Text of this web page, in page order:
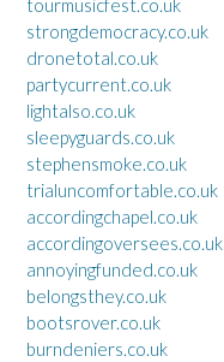
strongdemocracy.co.uk
dronetotal.co.uk
partycurrent.co.uk
lightalso.co.uk
sleepyguards.co.uk
stephensmoke.co.uk
trialuncomfortable.co.uk
accordingchapel.co.uk
accordingoversees.co.uk
annoyingfunded.co.uk
belongsthey.co.uk
bootsrover.co.uk
burndeniers.co.uk